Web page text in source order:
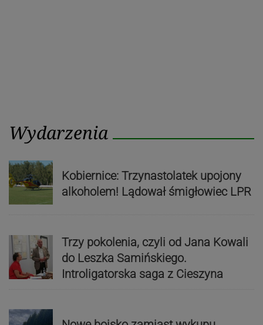
Wydarzenia
Kobiernice: Trzynastolatek upojony
alkoholem! Lądował śmigłowiec LPR
Trzy pokolenia, czyli od Jana Kowali
do Leszka Samińskiego.
Introligatorska saga z Cieszyna